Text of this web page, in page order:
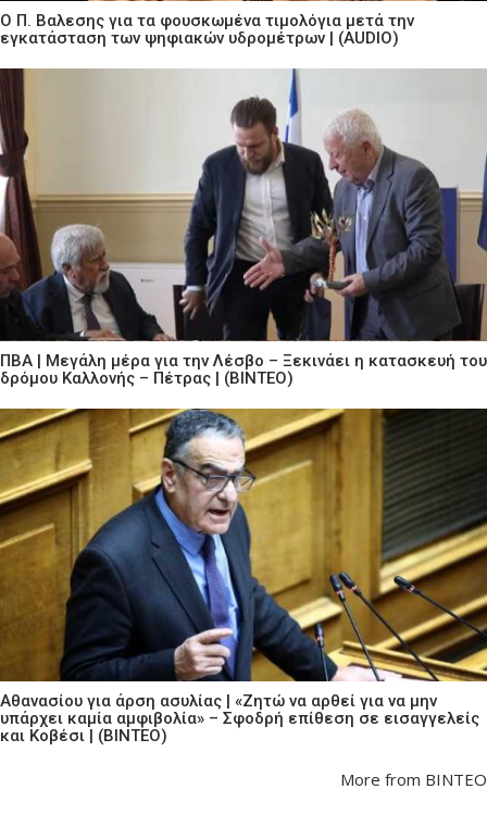
Ο Π. Βαλεσης για τα φουσκωμένα τιμολόγια μετά την
εγκατάσταση των ψηφιακών υδρομέτρων | (AUDIO)
ΠΒΑ | Μεγάλη μέρα για την Λέσβο – Ξεκινάει η κατασκευή του
δρόμου Καλλονής – Πέτρας | (ΒΙΝΤΕΟ)
Αθανασίου για άρση ασυλίας | «Ζητώ να αρθεί για να μην
υπάρχει καμία αμφιβολία» – Σφοδρή επίθεση σε εισαγγελείς
και Κοβέσι | (ΒΙΝΤΕΟ)
More from ΒΙΝΤΕΟ